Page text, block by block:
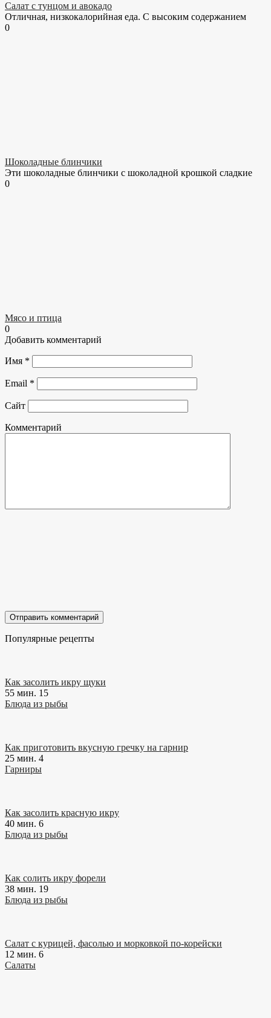
Салат с тунцом и авокадо
Отличная, низкокалорийная еда. С высоким содержанием
0
Шоколадные блинчики
Эти шоколадные блинчики с шоколадной крошкой сладкие
0
Мясо и птица
0
Добавить комментарий
Имя *
Email *
Сайт
Комментарий
Популярные рецепты
Как засолить икру щуки
55 мин. 15
Блюда из рыбы
Как приготовить вкусную гречку на гарнир
25 мин. 4
Гарниры
Как засолить красную икру
40 мин. 6
Блюда из рыбы
Как солить икру форели
38 мин. 19
Блюда из рыбы
Салат с курицей, фасолью и морковкой по-корейски
12 мин. 6
Салаты